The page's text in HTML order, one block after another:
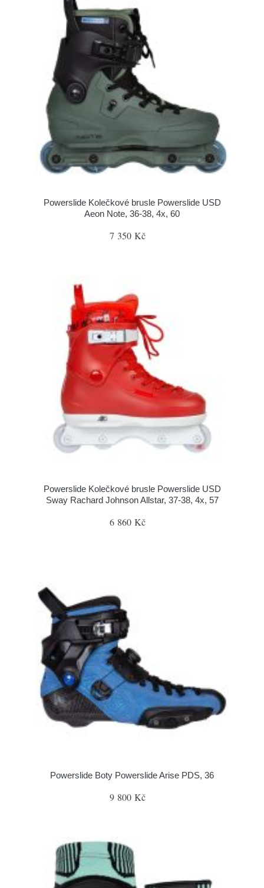
Powerslide Kolečkové brusle Powerslide USD
Aeon Note, 36-38, 4x, 60
7 350 Kč
Powerslide Kolečkové brusle Powerslide USD
Sway Rachard Johnson Allstar, 37-38, 4x, 57
6 860 Kč
Powerslide Boty Powerslide Arise PDS, 36
9 800 Kč